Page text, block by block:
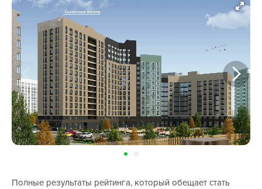
Полные результаты рейтинга, который обещает стать